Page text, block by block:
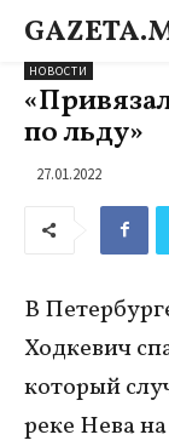
НОВОСТИ
по льду»
27.01.2022
В
Ходкевич
который
реке Нева